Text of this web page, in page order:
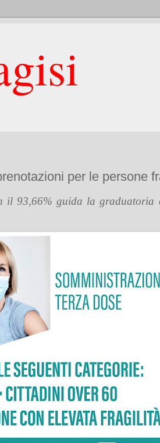
per le persone
93,66% guida la